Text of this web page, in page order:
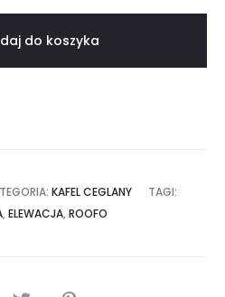
do koszyka
KAFEL CEGLANY
TAGI:
, ELEWACJA, ROOFO